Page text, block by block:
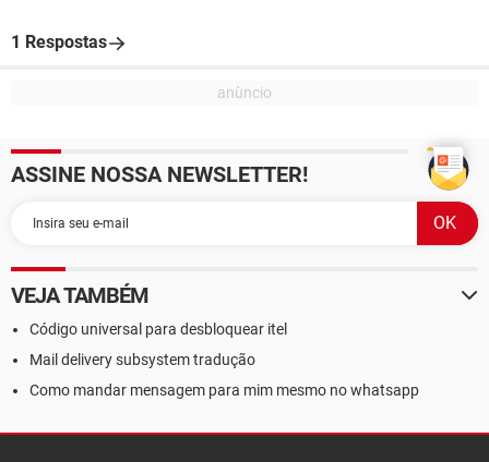
1 Respostas
ASSINE NOSSA NEWSLETTER!
VEJA TAMBÉM
Código universal para desbloquear itel
Mail delivery subsystem tradução
Como mandar mensagem para mim mesmo no whatsapp